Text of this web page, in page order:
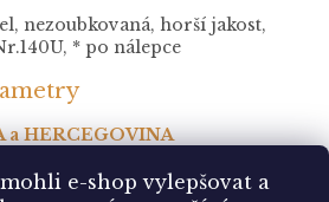
e-shop vylepšovat a
nezoubkovaná, horší jakost,
* po nálepce
a HERCEGOVINA